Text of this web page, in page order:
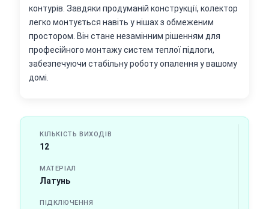
контурів. Завдяки продуманій конструкції, колектор
легко монтується навіть у нішах з обмеженим
простором. Він стане незамінним рішенням для
професійного монтажу систем теплої підлоги,
забезпечуючи стабільну роботу опалення у вашому
домі.
КІЛЬКІСТЬ ВИХОДІВ
12
МАТЕРІАЛ
Латунь
ПІДКЛЮЧЕННЯ